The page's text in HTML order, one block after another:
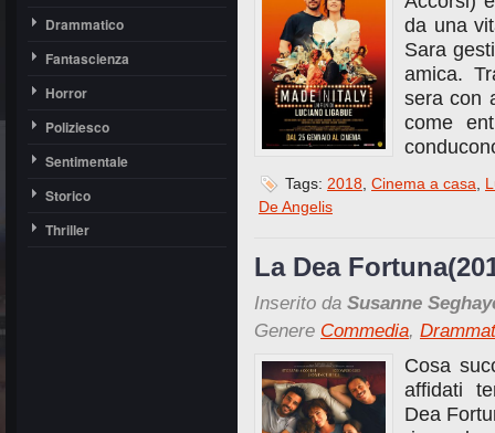
Drammatico
Fantascienza
Horror
Poliziesco
Sentimentale
Storico
Thriller
da una
Sara
amica.
sera con
come
Tags: 2018 Cinema a casa
De Angelis
La Dea
Inserito da Susanne
Genere Commedia,
Cosa
affidati
Dea